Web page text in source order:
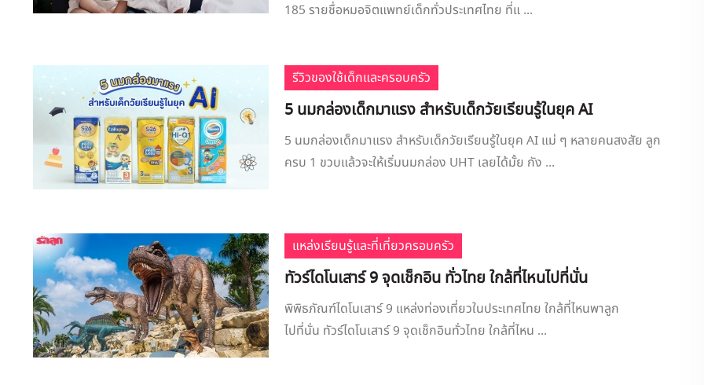
185 รายชื่อหมอจิตแพทย์เด็กทั่วประเทศไทย ที่แ ...
รีวิวของใช้เด็กและครอบครัว
5 นมกล่องเด็กมาแรง สำหรับเด็กวัยเรียนรู้ในยุค AI
5 นมกล่องเด็กมาแรง สำหรับเด็กวัยเรียนรู้ในยุค AI แม่ ๆ หลายคนสงสัย ลูก
ครบ 1 ขวบแล้วจะให้เริ่มนมกล่อง UHT เลยได้มั้ย กัง ...
แหล่งเรียนรู้และที่เที่ยวครอบครัว
ทัวร์ไดโนเสาร์ 9 จุดเช็กอิน ทั่วไทย ใกล้ที่ไหนไปที่นั่น
พิพิธภัณฑ์ไดโนเสาร์ 9 แหล่งท่องเที่ยวในประเทศไทย ใกล้ที่ไหนพาลูก
ไปที่นั่น ทัวร์ไดโนเสาร์ 9 จุดเช็กอินทั่วไทย ใกล้ที่ไหน ...